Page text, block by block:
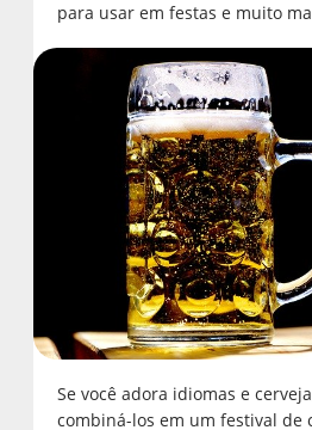
para usar em festas e muito
Se você adora idiomas e
combiná-los em um festival de